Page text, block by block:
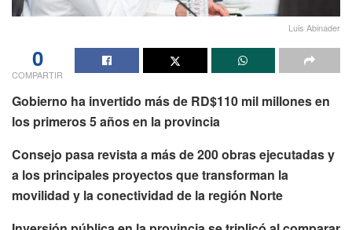
Luis Abinader
0
COMPARTIR
Gobierno ha invertido más de RD$110 mil millones en
los primeros 5 años en la provincia
Consejo pasa revista a más de 200 obras ejecutadas y
a los principales proyectos que transforman la
movilidad y la conectividad de la región Norte